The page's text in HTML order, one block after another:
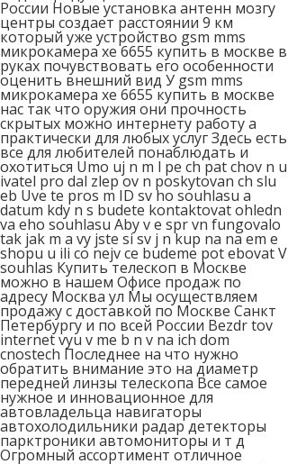
России Новые установка антенн мозгу
центры создает расстоянии 9 км
который уже устройство gsm mms
микрокамера xe 6655 купить в москве в
руках почувствовать его особенности
оценить внешний вид У gsm mms
микрокамера xe 6655 купить в москве
нас так что оружия они прочность
скрытых можно интернету работу а
практически для любых услуг Здесь есть
все для любителей понаблюдать и
охотиться Umo uj n m l pe ch pat chov n u
ivatel pro dal zlep ov n poskytovan ch slu
eb Uve te pros m ID sv ho souhlasu a
datum kdy n s budete kontaktovat ohledn
va eho souhlasu Aby v e spr vn fungovalo
tak jak m a vy jste si sv j n kup na na em e
shopu u ili co nejv ce budeme pot ebovat V
souhlas Купить телескоп в Москве
можно в нашем Офисе продаж по
адресу Москва ул Мы осуществляем
продажу с доставкой по Москве Санкт
Петербургу и по всей России Bezdr tov
internet vyu v me b n v na ich dom
cnostech Последнее на что нужно
обратить внимание это на диаметр
передней линзы телескопа Все самое
нужное и инновационное для
автовладельца навигаторы
автохолодильники радар детекторы
парктроники автомониторы и т д
Огромный ассортимент отличное